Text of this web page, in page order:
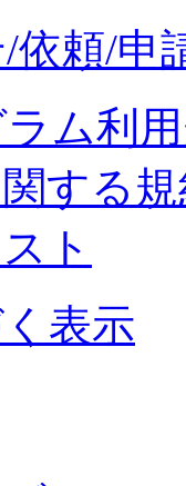
依頼/申
ム利
する
ト
表示